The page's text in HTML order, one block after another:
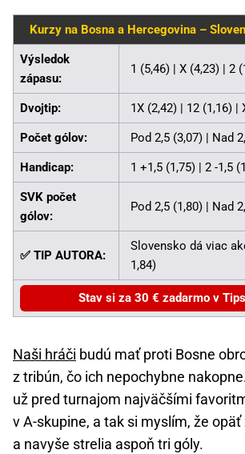
Kurzy na Bosna a Hercegovina –
Výsledok
zápasu:
1 (5,46) | X (4,23) | 2
Dvojtip: 1X (2,42) | 12 (1,16) |
Počet gólov: Pod 2,5 (3,07) | Nad
Handicap: 1 +1,5 (1,75) | 2 -1,5
SVK počet
gólov:
Pod 2,5 (1,80) | Nad
✅ TIP AUTORA:
Slovensko dá viac
1,84)
Stav si za 30 € zadarmo v
Naši hráči budú mať proti Bosne
z tribún, čo ich nepochybne
už pred turnajom najväčšími
v A-skupine, a tak si myslím, že
a navyše strelia aspoň tri góly.